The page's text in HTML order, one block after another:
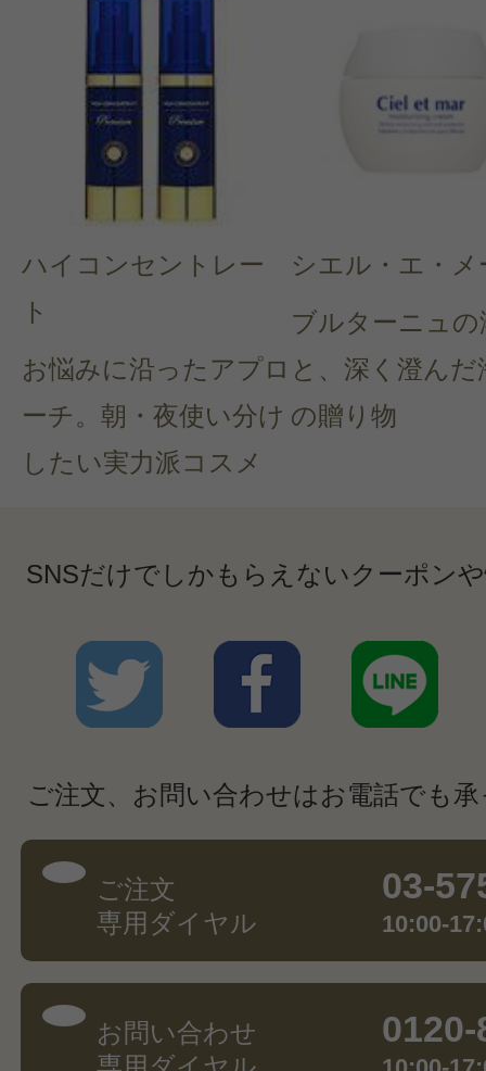
ハイコンセントレー
ト
お悩みに沿ったアプロ
ーチ。朝・夜使い分け
したい実力派コスメ
シエル・エ・メ
ブルターニュの
と、深く澄んだ
の贈り物
SNSだけでしかもらえないクーポン
ご注文、お問い合わせはお電話でも
ご注文
専用ダイヤル
03-
10:00-
お問い合わせ